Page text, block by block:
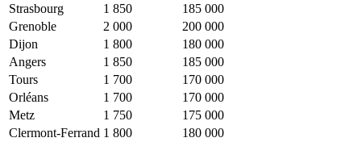
Strasbourg
1 850
185 000
Grenoble
2 000
200 000
Dijon
1 800
180 000
Angers
1 850
185 000
Tours
1 700
170 000
Orléans
1 700
170 000
Metz
1 750
175 000
Clermont-Ferrand 1 800
180 000